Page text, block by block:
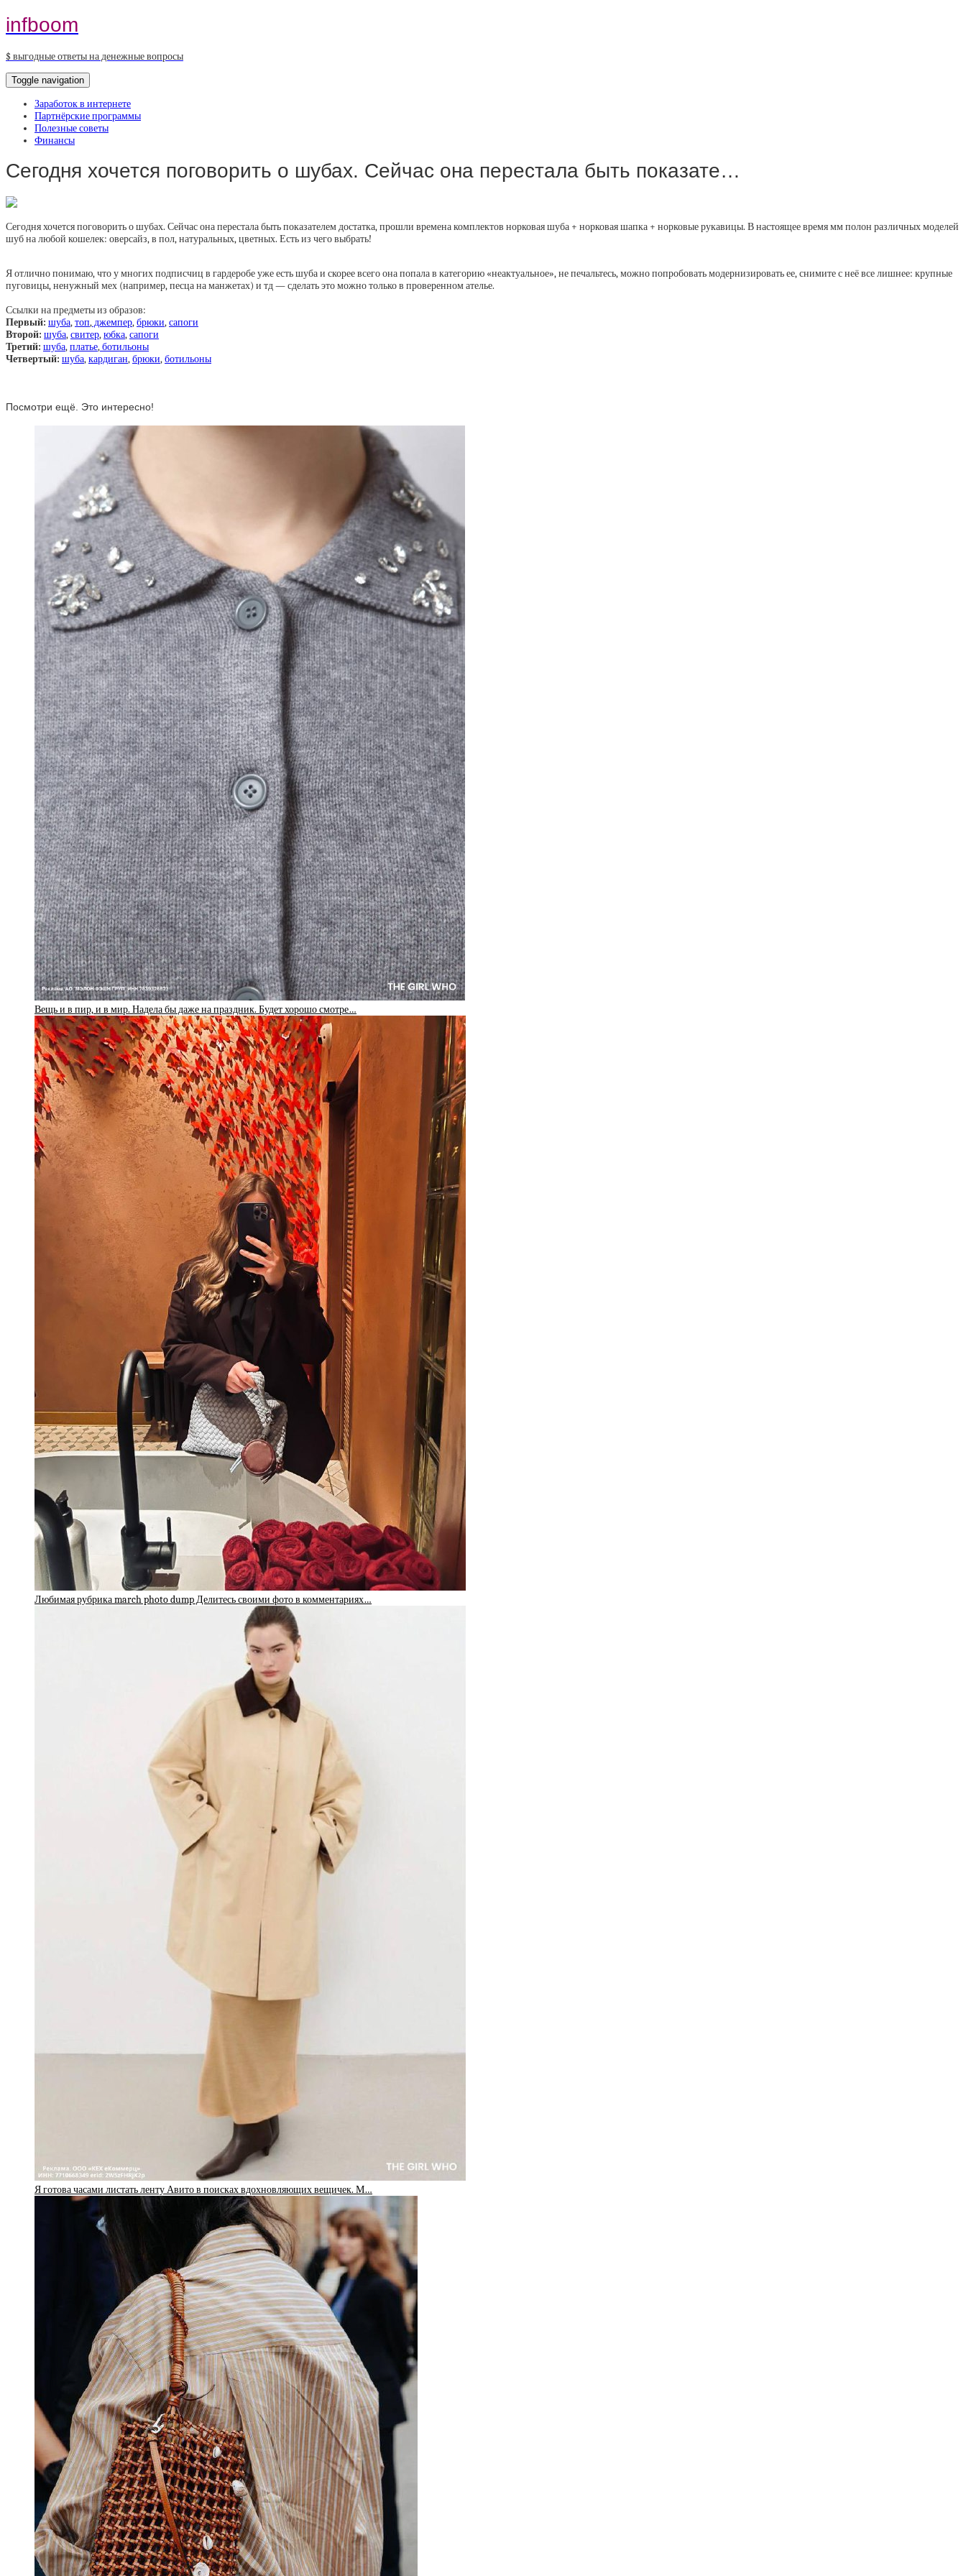
infboom
$ выгодные ответы на денежные вопросы
Toggle navigation
Заработок в интернете
Партнёрские программы
Полезные советы
Финансы
Сегодня хочется поговорить о шубах. Сейчас она перестала быть показате…
Сегодня хочется поговорить о шубах. Сейчас она перестала быть показателем достатка, прошли времена комплектов норковая шуба + норковая шапка + норковые рукавицы. ⁣⁣В настоящее время мм полон различных моделей
шуб на любой кошелек: оверсайз, в пол, натуральных, цветных. Есть из чего выбрать!
Я отлично понимаю, что у многих подписчиц в гардеробе уже есть шуба и скорее всего она попала в категорию «неактуальное», не печальтесь, можно попробовать модернизировать ее, снимите с неё все лишнее: крупные
пуговицы, ненужный мех (например, песца на манжетах) и тд — сделать это можно только в проверенном ателье. ⁣⁣⠀
⁣Ссылки на предметы из образов:⠀
Первый: шуба,топ,джемпер,брюки,сапоги
Второй: шуба,свитер,юбка,сапоги
Третий: шуба,платье,ботильоны
Четвертый: шуба,кардиган,брюки,ботильоны
Посмотри ещё. Это интересно!
Вещь и в пир, и в мир. Надела бы даже на праздник. Будет хорошо смотре…
Любимая рубрика march photo dump Делитесь своими фото в комментариях…
Я готова часами листать ленту Авито в поисках вдохновляющих вещичек. М…